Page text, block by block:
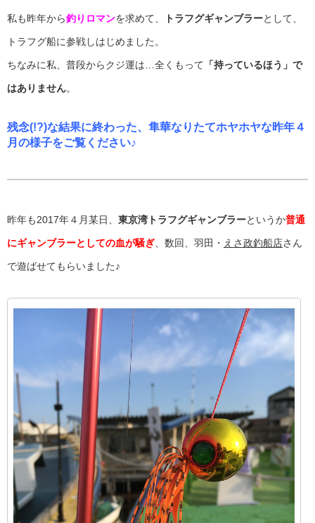
私も昨年から釣りロマンを求めて、 トラフグギャンブラーとして、
トラフグ船に参戦しはじめました。
ちなみに私、普段からクジ運は…全くもって 「持っているほう」 で
はありません。
残念(!?)な結果に終わった、隼華なりたてホヤホヤな昨年４
月の様子をご覧ください♪
昨年も2017年４月某日、 東京湾トラフグギャンブラーというか普通
にギャンブラーとしての血が騒ぎ 、数回、羽田・ えさ政釣船店さん
で遊ばせてもらいました♪